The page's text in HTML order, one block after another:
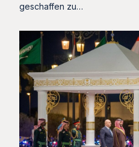
geschaffen zu…